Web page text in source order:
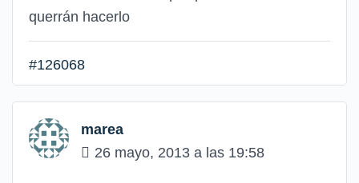
querrán hacerlo
#126068
marea
26 mayo, 2013 a las 19:58